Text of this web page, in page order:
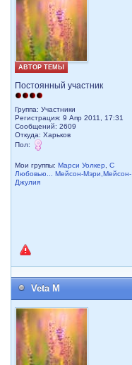
АВТОР ТЕМЫ
Постоянный участник
Группа: Участники
Регистрация: 9 Апр 2011, 17:31
Сообщений: 2609
Откуда: Харьков
Пол:
Мои группы:Марси Уолкер ,С
Любовью... Мейсон-Мэри,Мейсон-
Джулия
Veta M